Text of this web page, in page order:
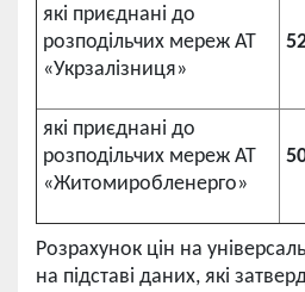
які приєднані до
розподільчих мереж АТ
«Укрзалізниця»
які приєднані до
розподільчих мереж АТ
«Житомиробленерго»
Розрахунок цін на
на підставі даних, які